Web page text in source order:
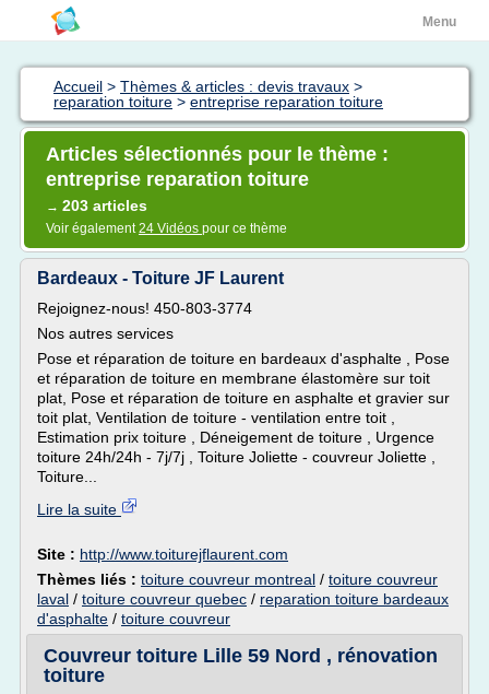
Menu
Accueil > Thèmes & articles : devis travaux >
reparation toiture > entreprise reparation toiture
Articles sélectionnés pour le thème :
entreprise reparation toiture
→ 203 articles
Voir également24 Vidéos pour ce thème
Bardeaux - Toiture JF Laurent
Rejoignez-nous! 450-803-3774
Nos autres services
Pose et réparation de toiture en bardeaux d'asphalte , Pose
et réparation de toiture en membrane élastomère sur toit
plat, Pose et réparation de toiture en asphalte et gravier sur
toit plat, Ventilation de toiture - ventilation entre toit ,
Estimation prix toiture , Déneigement de toiture , Urgence
toiture 24h/24h - 7j/7j , Toiture Joliette - couvreur Joliette ,
Toiture...
Lire la suite
Site : http://www.toiturejflaurent.com
Thèmes liés : toiture couvreur montreal / toiture couvreur
laval / toiture couvreur quebec / reparation toiture bardeaux
d'asphalte / toiture couvreur
Couvreur toiture Lille 59 Nord , rénovation
toiture